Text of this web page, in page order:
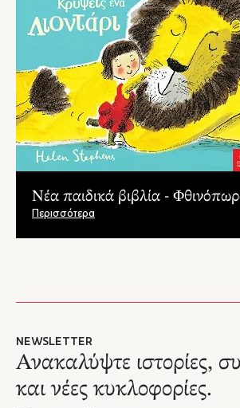
Νέα παιδικά βιβλία -
Περισσότερα
NEWSLETTER
Ανακαλύψτε ιστορίες,
και νέες κυκλοφορίες.